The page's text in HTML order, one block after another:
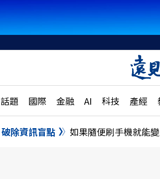
話題 國際 金融 AI 科技 產經
話題
國際
特輯
大
破除資訊盲點 如果隨便刷手機就能